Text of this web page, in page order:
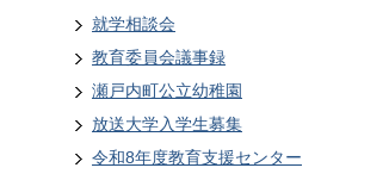
就学相談会
教育委員会議事録
瀬戸内町公立幼稚園
放送大学入学生募集
令和8年度教育支援センター